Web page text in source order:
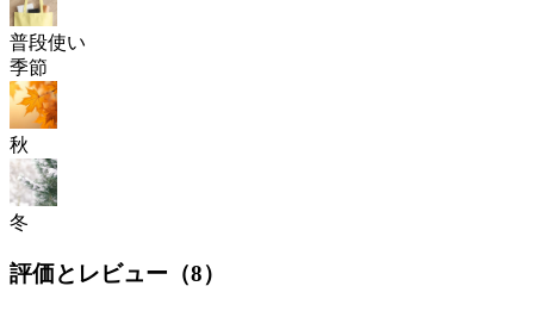
普段使い
季節
秋
冬
評価とレビュー（8）